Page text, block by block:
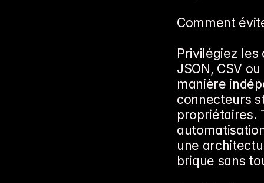
Comment
Privilégiez
JSON, CSV
manière
connecteurs
propriétaires.
une
brique sans